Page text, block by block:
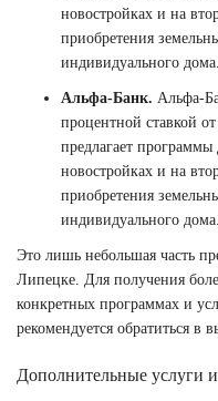
новостройках и на
приобретения
индивидуального дома.
Альфа-Банк. Альфа-
процентной ставкой
предлагает
новостройках и на
приобретения
индивидуального дома.
Это лишь небольшая часть
Липецке. Для получения
конкретных программах и
рекомендуется обратиться в
Дополнительные услуги